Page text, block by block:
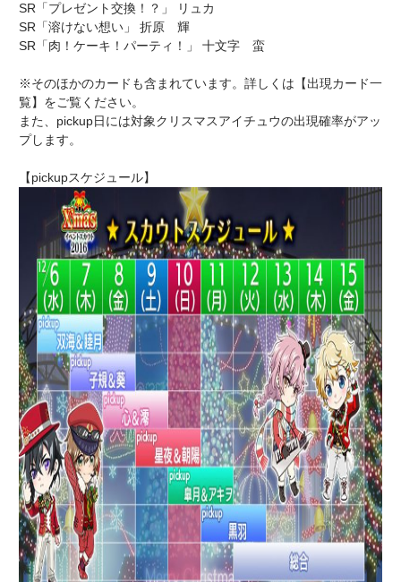
SR「プレゼント交換！？」 リュカ
SR「溶けない想い」 折原 輝
SR「肉！ケーキ！パーティ！」 十文字 蛮
※そのほかのカードも含まれています。詳しくは【出現カード一
覧】をご覧ください。
また、pickup日には対象クリスマスアイチュウの出現確率がアッ
プします。
【pickupスケジュール】